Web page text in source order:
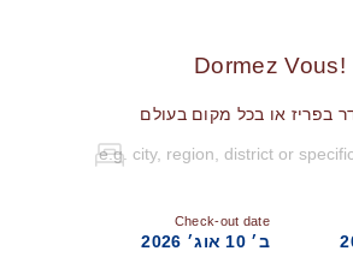
!Dormez Vous
בפריז או בכל מקום בעולם
Check-out date
ב׳ 10 אוג׳ 2026